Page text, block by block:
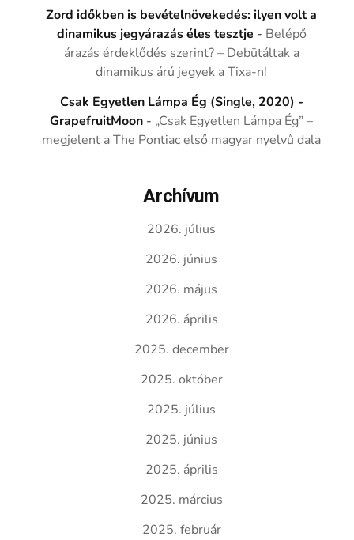
Zord időkben is bevételnövekedés: ilyen volt a
dinamikus jegyárazás éles tesztje - Belépő
árazás érdeklődés szerint? – Debütáltak a
dinamikus árú jegyek a Tixa-n!
Csak Egyetlen Lámpa Ég (Single, 2020) -
GrapefruitMoon - „Csak Egyetlen Lámpa Ég” –
megjelent a The Pontiac első magyar nyelvű dala
Archívum
2026. július
2026. június
2026. május
2026. április
2025. december
2025. október
2025. július
2025. június
2025. április
2025. március
2025. február